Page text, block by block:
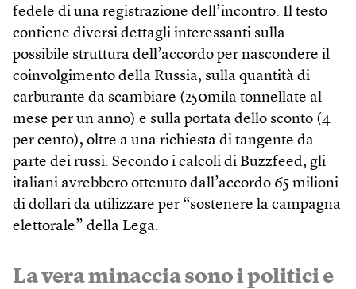
fedele di una registrazione dell’incontro. Il testo
contiene diversi dettagli interessanti sulla
possibile struttura dell’accordo per nascondere il
coinvolgimento della Russia, sulla quantità di
carburante da scambiare (250mila tonnellate al
mese per un anno) e sulla portata dello sconto (4
per cento), oltre a una richiesta di tangente da
parte dei russi. Secondo i calcoli di Buzzfeed, gli
italiani avrebbero ottenuto dall’accordo 65 milioni
di dollari da utilizzare per “sostenere la campagna
elettorale” della Lega.
La vera minaccia sono i politici e